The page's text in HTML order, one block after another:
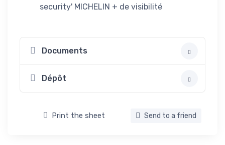
security' MICHELIN + de visibilité
Documents
Dépôt
Print the sheet Send to a friend